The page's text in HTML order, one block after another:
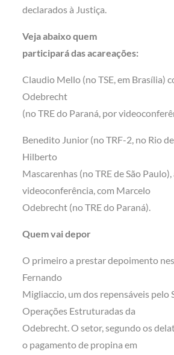
declarados à Justiça.
Veja abaixo quem
participará das acareações:
Claudio Mello (no TSE, em Brasília)
Odebrecht
(no TRE do Paraná, por
Benedito Junior (no TRF-2, no Rio
Hilberto
Mascarenhas (no TRE de São
videoconferência, com Marcelo
Odebrecht (no TRE do Paraná).
Quem vai depor
O primeiro a prestar depoimento
Fernando
Migliaccio, um dos repensáveis pelo
Operações Estruturadas da
Odebrecht. O setor, segundo os
o pagamento de propina em